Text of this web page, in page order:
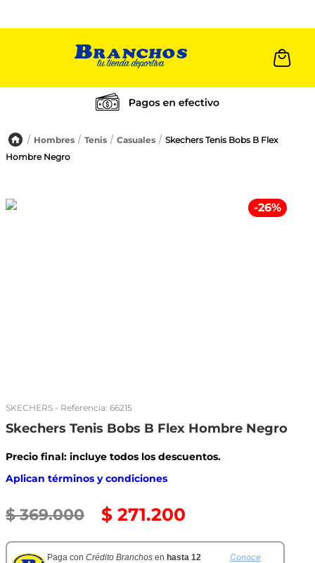
Hombres Tenis Casuales
Skechers Tenis Bobs B Flex
Hombre Negro
-26%
SKECHERS - Referencia: 66215
Skechers Tenis Bobs B Flex Hombre Negro
Precio final: incluye todos los descuentos.
Aplican términos y condiciones
$ 369.000 $ 271.200
Paga con Crédito Branchos en hasta 12
Conoce